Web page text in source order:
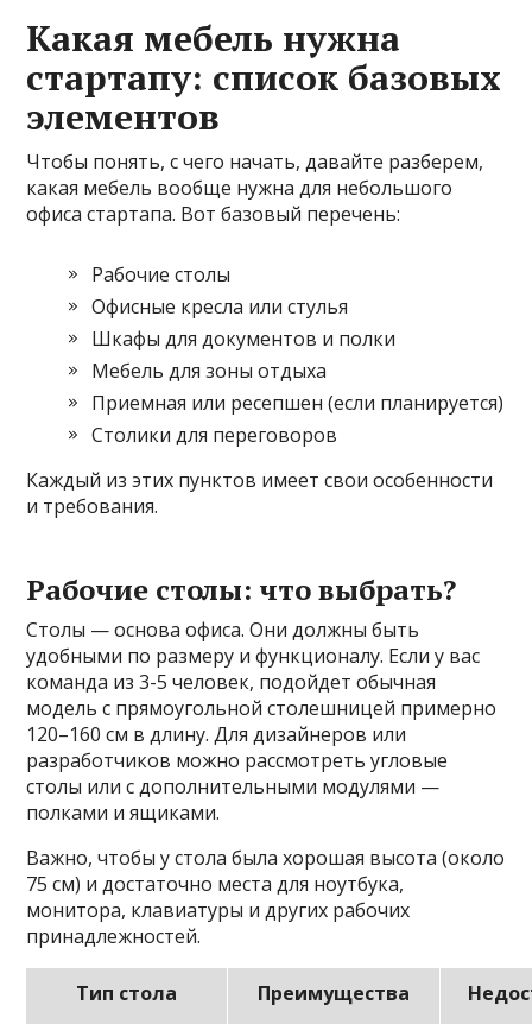
Какая мебель нужна
стартапу: список базовых
элементов
Чтобы понять, с чего начать, давайте разберем,
какая мебель вообще нужна для небольшого
офиса стартапа. Вот базовый перечень:
Рабочие столы
Офисные кресла или стулья
Шкафы для документов и полки
Мебель для зоны отдыха
Приемная или ресепшен (если планируется)
Столики для переговоров
Каждый из этих пунктов имеет свои особенности
и требования.
Рабочие столы: что выбрать?
Столы — основа офиса. Они должны быть
удобными по размеру и функционалу. Если у вас
команда из 3-5 человек, подойдет обычная
модель с прямоугольной столешницей примерно
120–160 см в длину. Для дизайнеров или
разработчиков можно рассмотреть угловые
столы или с дополнительными модулями —
полками и ящиками.
Важно, чтобы у стола была хорошая высота (около
75 см) и достаточно места для ноутбука,
монитора, клавиатуры и других рабочих
принадлежностей.
Тип стола Преимущества